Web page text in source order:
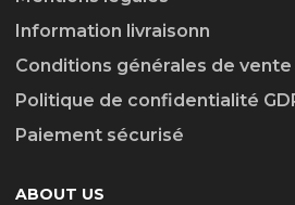
Information livraisonn
Conditions générales de vente
Politique de confidentialité
Paiement sécurisé
ABOUT US